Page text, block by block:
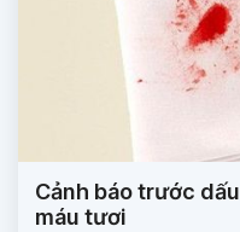
Cảnh báo trước
máu tươi